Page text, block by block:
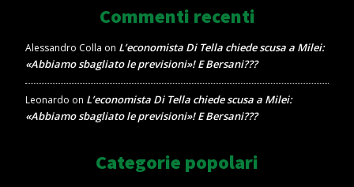
Commenti recenti
Alessandro Colla on L’economista Di Tella chiede scusa a Milei:
«Abbiamo sbagliato le previsioni»! E Bersani???
Leonardo on L’economista Di Tella chiede scusa a Milei:
«Abbiamo sbagliato le previsioni»! E Bersani???
Categorie popolari